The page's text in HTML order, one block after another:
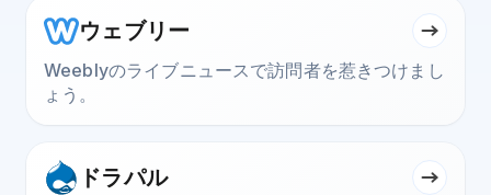
ウェブリー
Weeblyのライブニュースで訪問者を惹きつけまし
ょう。
ドラパル